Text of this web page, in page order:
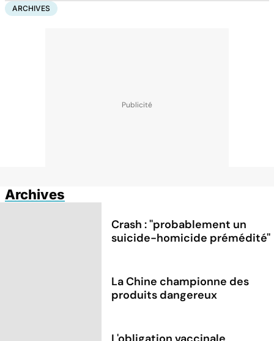
ARCHIVES
Archives
Crash : ''probablement un
suicide-homicide prémédité''
La Chine championne des
produits dangereux